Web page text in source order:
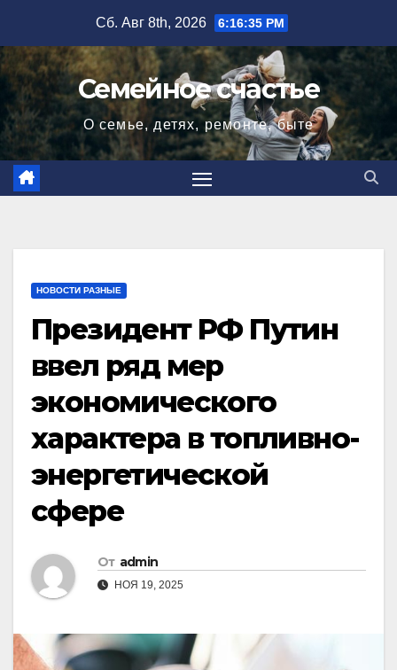
содержимому
Сб. Авг 8th, 2026 6:16:36 PM
Семейное счастье
О семье, детях, ремонте, быте
НОВОСТИ РАЗНЫЕ
Президент РФ Путин
ввел ряд мер
экономического
характера в топливно-
энергетической
сфере
От admin
НОЯ 19, 2025